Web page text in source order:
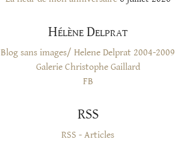
Hélène Delprat
Blog sans images/ Helene Delprat 2004-2009
Galerie Christophe Gaillard
FB
RSS
RSS - Articles